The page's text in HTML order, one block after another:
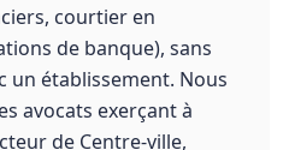
courtier en
de banque), sans
un établissement. Nous
avocats exerçant à
de Centre-ville,